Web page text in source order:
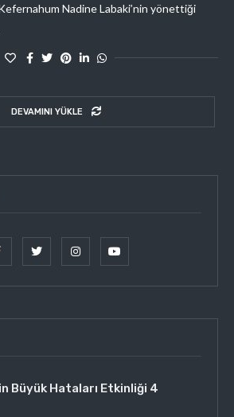
Nadine Labaki’nin yönettiği
DEVAMINI YÜKLE
Büyük Hataları Etkinliği 4